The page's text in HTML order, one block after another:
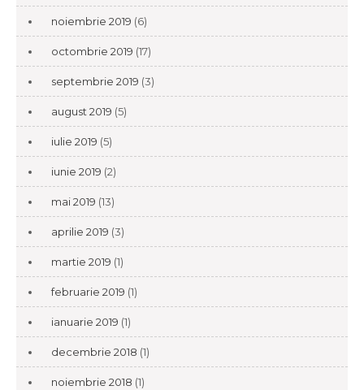
noiembrie 2019 (6)
octombrie 2019 (17)
septembrie 2019 (3)
august 2019 (5)
iulie 2019 (5)
iunie 2019 (2)
mai 2019 (13)
aprilie 2019 (3)
martie 2019 (1)
februarie 2019 (1)
ianuarie 2019 (1)
decembrie 2018 (1)
noiembrie 2018 (1)